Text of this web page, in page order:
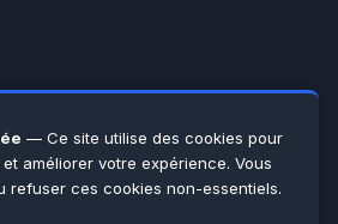
— Ce site utilise des cookies pour
améliorer votre expérience. Vous
refuser ces cookies non-essentiels.